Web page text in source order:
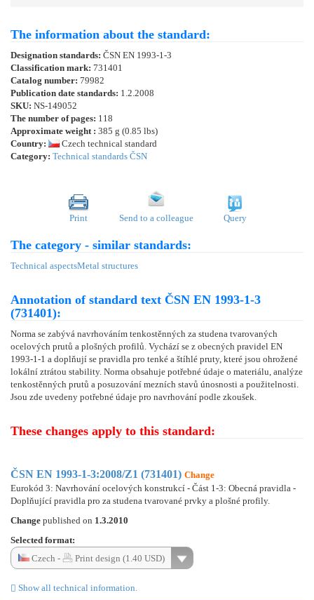
The information about the standard:
Designation standards: ČSN EN 1993-1-3
Classification mark: 731401
Catalog number: 79982
Publication date standards: 1.2.2008
SKU: NS-149052
The number of pages: 118
Approximate weight : 385 g (0.85 lbs)
Country:
Czech technical standard
Category: Technical standards ČSN
Print Send to a colleague Query
The category - similar standards:
Technical aspectsMetal structures
Annotation of standard text ČSN EN 1993-1-3
(731401):
Norma se zabývá navrhováním tenkostěnných za studena tvarovaných
ocelových prutů a plošných profilů. Vychází se z obecných pravidel EN
1993-1-1 a doplňují se pravidla pro tenké a štíhlé pruty, které jsou ohrožené
lokální ztrátou stability. Norma obsahuje potřebné údaje o materiálu, analýze
tenkostěnných prutů a posuzování mezních stavů únosnosti a použitelnosti.
Jsou zde uvedeny potřebné údaje pro navrhování podle zkoušek.
These changes apply to this standard:
ČSN EN 1993-1-3:2008/Z1 (731401) Change
Eurokód 3: Navrhování ocelových konstrukcí - Část 1-3: Obecná pravidla -
Doplňující pravidla pro za studena tvarované prvky a plošné profily.
Change published on 1.3.2010
Selected format:
Czech -
Print design (1.40 USD)
Show all technical information.